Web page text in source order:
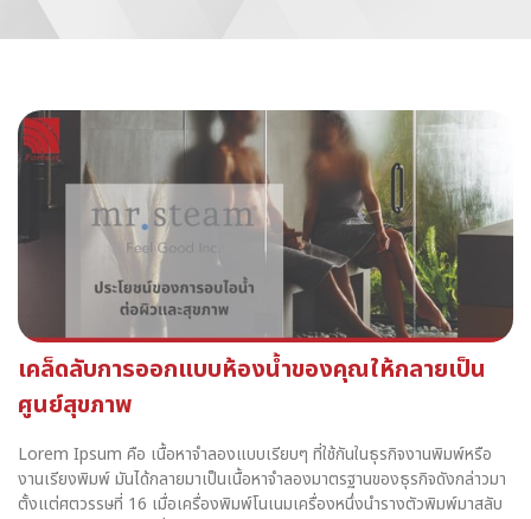
เคล็ดลับการออกแบบห้องน้ำของคุณให้กลายเป็น
ศูนย์สุขภาพ
Lorem Ipsum คือ เนื้อหาจำลองแบบเรียบๆ ที่ใช้กันในธุรกิจงานพิมพ์หรือ
งานเรียงพิมพ์ มันได้กลายมาเป็นเนื้อหาจำลองมาตรฐานของธุรกิจดังกล่าวมา
ตั้งแต่ศตวรรษที่ 16 เมื่อเครื่องพิมพ์โนเนมเครื่องหนึ่งนำรางตัวพิมพ์มาสลับ